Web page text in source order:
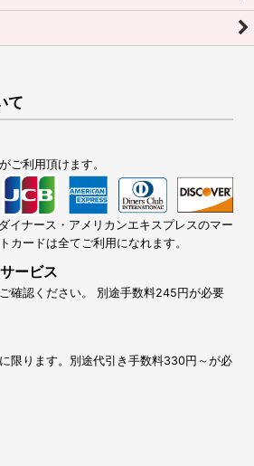
て
ご利用頂けます。
イナース・アメリカンエキスプレスのマー
カードは全てご利用になれます。
ービス
確認ください。 別途手数料245円が必要
限ります。別途代引き手数料330円～が必